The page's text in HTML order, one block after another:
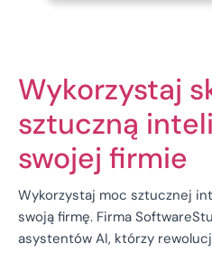
Wykorzystaj
sztuczną
swojej firmie
Wykorzystaj moc sztucznej
swoją firmę. Firma
asystentów AI, którzy